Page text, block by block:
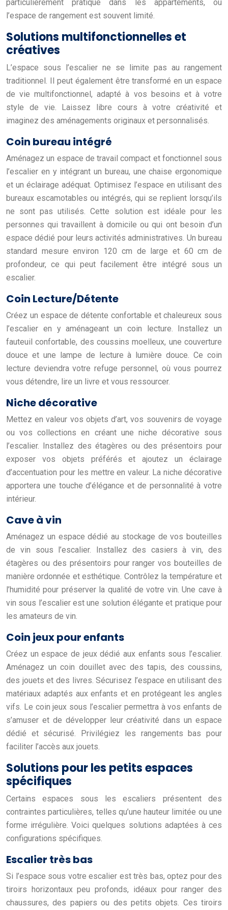
particulièrement pratique dans les appartements, où
l’espace de rangement est souvent limité.
Solutions multifonctionnelles et
créatives
L’espace sous l’escalier ne se limite pas au rangement
traditionnel. Il peut également être transformé en un espace
de vie multifonctionnel, adapté à vos besoins et à votre
style de vie. Laissez libre cours à votre créativité et
imaginez des aménagements originaux et personnalisés.
Coin bureau intégré
Aménagez un espace de travail compact et fonctionnel sous
l’escalier en y intégrant un bureau, une chaise ergonomique
et un éclairage adéquat. Optimisez l’espace en utilisant des
bureaux escamotables ou intégrés, qui se replient lorsqu’ils
ne sont pas utilisés. Cette solution est idéale pour les
personnes qui travaillent à domicile ou qui ont besoin d’un
espace dédié pour leurs activités administratives. Un bureau
standard mesure environ 120 cm de large et 60 cm de
profondeur, ce qui peut facilement être intégré sous un
escalier.
Coin Lecture/Détente
Créez un espace de détente confortable et chaleureux sous
l’escalier en y aménageant un coin lecture. Installez un
fauteuil confortable, des coussins moelleux, une couverture
douce et une lampe de lecture à lumière douce. Ce coin
lecture deviendra votre refuge personnel, où vous pourrez
vous détendre, lire un livre et vous ressourcer.
Niche décorative
Mettez en valeur vos objets d’art, vos souvenirs de voyage
ou vos collections en créant une niche décorative sous
l’escalier. Installez des étagères ou des présentoirs pour
exposer vos objets préférés et ajoutez un éclairage
d’accentuation pour les mettre en valeur. La niche décorative
apportera une touche d’élégance et de personnalité à votre
intérieur.
Cave à vin
Aménagez un espace dédié au stockage de vos bouteilles
de vin sous l’escalier. Installez des casiers à vin, des
étagères ou des présentoirs pour ranger vos bouteilles de
manière ordonnée et esthétique. Contrôlez la température et
l’humidité pour préserver la qualité de votre vin. Une cave à
vin sous l’escalier est une solution élégante et pratique pour
les amateurs de vin.
Coin jeux pour enfants
Créez un espace de jeux dédié aux enfants sous l’escalier.
Aménagez un coin douillet avec des tapis, des coussins,
des jouets et des livres. Sécurisez l’espace en utilisant des
matériaux adaptés aux enfants et en protégeant les angles
vifs. Le coin jeux sous l’escalier permettra à vos enfants de
s’amuser et de développer leur créativité dans un espace
dédié et sécurisé. Privilégiez les rangements bas pour
faciliter l’accès aux jouets.
Solutions pour les petits espaces
spécifiques
Certains espaces sous les escaliers présentent des
contraintes particulières, telles qu’une hauteur limitée ou une
forme irrégulière. Voici quelques solutions adaptées à ces
configurations spécifiques.
Escalier très bas
Si l’espace sous votre escalier est très bas, optez pour des
tiroirs horizontaux peu profonds, idéaux pour ranger des
chaussures, des papiers ou des petits objets. Ces tiroirs